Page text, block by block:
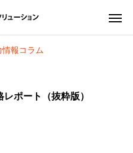
報コラム
ポート（抜粋版）